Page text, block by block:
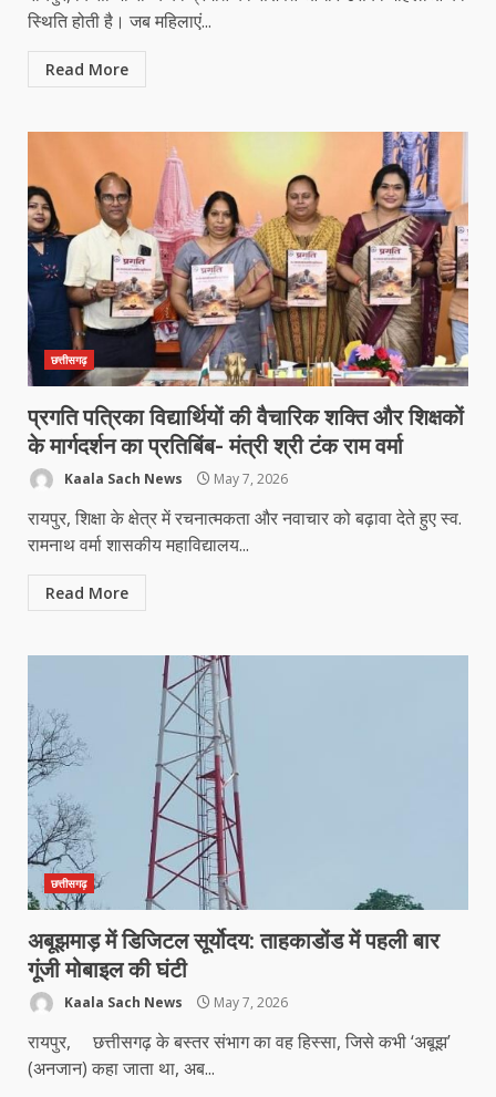
स्थिति होती है। जब महिलाएं...
Read More
छत्तीसगढ़
प्रगति पत्रिका विद्यार्थियों की वैचारिक शक्ति और शिक्षकों
के मार्गदर्शन का प्रतिबिंब- मंत्री श्री टंक राम वर्मा
Kaala Sach News May 7, 2026
रायपुर, शिक्षा के क्षेत्र में रचनात्मकता और नवाचार को बढ़ावा देते हुए स्व.
रामनाथ वर्मा शासकीय महाविद्यालय...
Read More
छत्तीसगढ़
अबूझमाड़ में डिजिटल सूर्योदय: ताहकाडोंड में पहली बार
गूंजी मोबाइल की घंटी
Kaala Sach News May 7, 2026
रायपुर, छत्तीसगढ़ के बस्तर संभाग का वह हिस्सा, जिसे कभी ‘अबूझ’
(अनजान) कहा जाता था, अब...